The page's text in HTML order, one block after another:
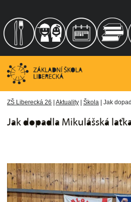
obsah
ZŠ Liberecká 26 | Aktuality | Škola | Jak
Jak dopadla Mikulášská